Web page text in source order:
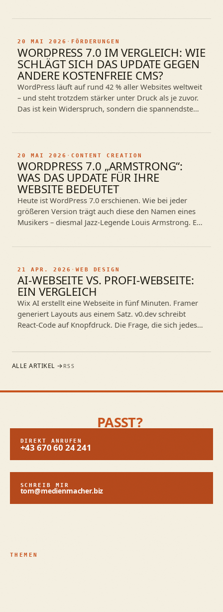
20 MAI 2026 · FÖRDERUNGEN
WORDPRESS 7.0 IM VERGLEICH: WIE
SCHLÄGT SICH DAS UPDATE GEGEN
ANDERE KOSTENFREIE CMS?
WordPress läuft auf rund 42 % aller Websites weltweit
– und steht trotzdem stärker unter Druck als je zuvor.
Das ist kein Widerspruch, sondern die spannendste
20 MAI 2026 · CONTENT CREATION
WORDPRESS 7.0 „ARMSTRONG“:
WAS DAS UPDATE FÜR IHRE
WEBSITE BEDEUTET
Heute ist WordPress 7.0 erschienen. Wie bei jeder
größeren Version trägt auch diese den Namen eines
Musikers – diesmal Jazz-Legende Louis Armstrong. Es
21 APR. 2026 · WEB DESIGN
AI-WEBSEITE VS. PROFI-WEBSEITE:
EIN VERGLEICH
Wix AI erstellt eine Webseite in fünf Minuten. Framer
generiert Layouts aus einem Satz. v0.dev schreibt
React-Code auf Knopfdruck. Die Frage, die sich jedes
ALLE ARTIKEL → RSS
PASST?
DIREKT ANRUFEN
+43 670 60 24 241
SCHREIB MIR
tom@medienmacher.biz
THEMEN